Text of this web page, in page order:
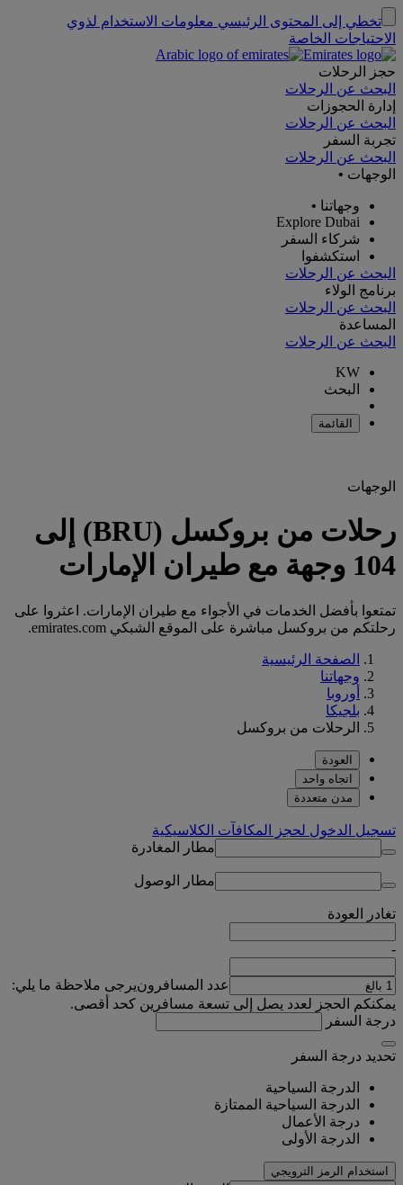
تخطي إلى المحتوى الرئيسي معلومات الاستخدام لذوي
الاحتياجات الخاصة
حجز الرحلات
البحث عن الرحلات
إدارة الحجوزات
البحث عن الرحلات
تجربة السفر
البحث عن الرحلات
الوجهات •
وجهاتنا •
Explore Dubai
شركاء السفر
استكشفوا
البحث عن الرحلات
برنامج الولاء
البحث عن الرحلات
المساعدة
البحث عن الرحلات
KW
البحث
القائمة
الوجهات
رحلات من بروكسل (BRU) إلى
104 وجهة مع طيران الإمارات
تمتعوا بأفضل الخدمات في الأجواء مع طيران الإمارات. اعثروا على
رحلتكم من بروكسل مباشرة على الموقع الشبكي emirates.com.
الصفحة الرئيسية
وجهاتنا
أوروبا
بلجيكا
الرحلات من بروكسل
العودة
اتجاه واحد
مدن متعددة
تسجيل الدخول لحجز المكافآت الكلاسيكية
مطار المغادرة
مطار الوصول
تغادر العودة
-
عدد المسافرونيرجى ملاحظة ما يلي:
يمكنكم الحجز لعدد يصل إلى تسعة مسافرين كحد أقصى.
درجة السفر
تحديد درجة السفر
الدرجة السياحية
الدرجة السياحية الممتازة
درجة الأعمال
الدرجة الأولى
استخدام الرمز الترويجي